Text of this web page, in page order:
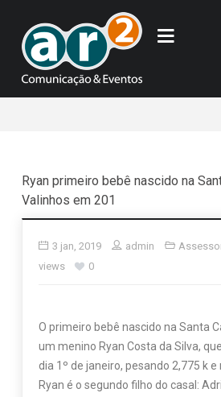
Ryan primeiro bebê nascido na
Valinhos em 201
3 jan, 2019 admin
views
0
O primeiro bebê nascido na Santa
um menino Ryan Costa da Silva,
dia 1º de janeiro, pesando 2,775 k e
Ryan é o segundo filho do casal: